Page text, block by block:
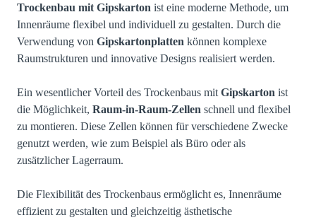
Trockenbau mit Gipskarton ist eine moderne Methode, um
Innenräume flexibel und individuell zu gestalten. Durch die
Verwendung von Gipskartonplatten können komplexe
Raumstrukturen und innovative Designs realisiert werden.
Ein wesentlicher Vorteil des Trockenbaus mit Gipskarton ist
die Möglichkeit, Raum-in-Raum-Zellen schnell und flexibel
zu montieren. Diese Zellen können für verschiedene Zwecke
genutzt werden, wie zum Beispiel als Büro oder als
zusätzlicher Lagerraum.
Die Flexibilität des Trockenbaus ermöglicht es, Innenräume
effizient zu gestalten und gleichzeitig ästhetische